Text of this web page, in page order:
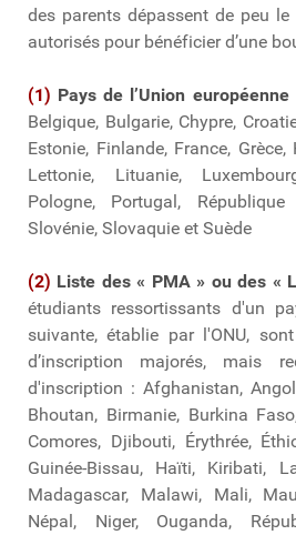
des parents dépassent de peu
autorisés pour bénéficier d’une
(1) Pays de l’Union européenne
Belgique, Bulgarie, Chypre,
Estonie, Finlande, France,
Lettonie, Lituanie,
Pologne, Portugal, République
Slovénie, Slovaquie et Suède
(2) Liste des « PMA » ou des «
étudiants ressortissants d'un
suivante, établie par l'ONU,
d’inscription majorés, mais
d'inscription : Afghanistan,
Bhoutan, Birmanie, Burkina
Comores, Djibouti, Érythrée,
Guinée-Bissau, Haïti, Kiribati,
Madagascar, Malawi, Mali,
Népal, Niger, Ouganda,